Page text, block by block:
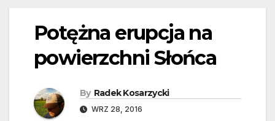
Potężna erupcja na
powierzchni Słońca
By Radek Kosarzycki
WRZ 28, 2016